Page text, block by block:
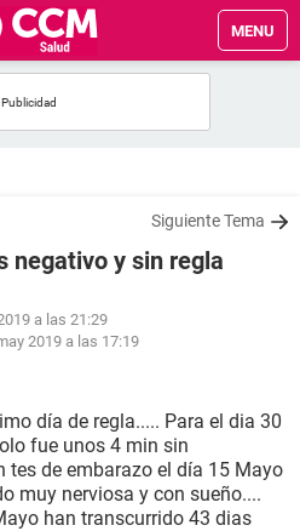
MENU
Siguiente Tema
negativo y sin regla
a las 21:29
2019 a las 17:19
día de regla..... Para el dia 30
fue unos 4 min sin
tes de embarazo el día 15 Mayo
muy nerviosa y con sueño....
han transcurrido 43 dias